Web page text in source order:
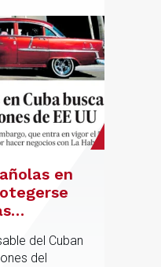
en
que
del Cuban
del